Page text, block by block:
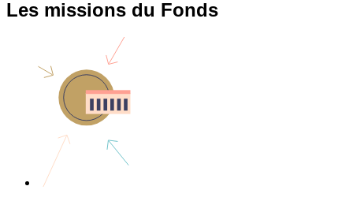
Les missions du Fonds